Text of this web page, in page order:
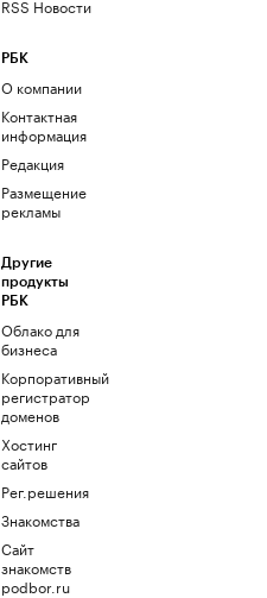
RSS Новости
РБК
О компании
Контактная
информация
Редакция
Размещение
рекламы
Другие
продукты
РБК
Облако для
бизнеса
Корпоративный
регистратор
доменов
Хостинг
сайтов
Рег.решения
Знакомства
Сайт
знакомств
podbor.ru